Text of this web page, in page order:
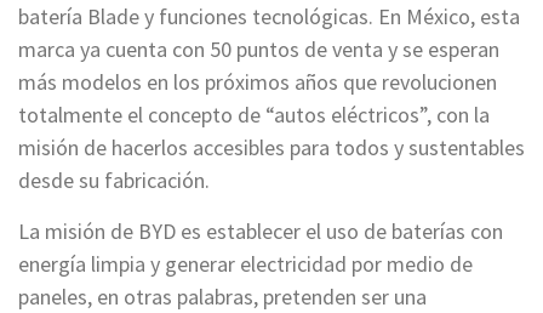
batería Blade y funciones tecnológicas. En México, esta
marca ya cuenta con 50 puntos de venta y se esperan
más modelos en los próximos años que revolucionen
totalmente el concepto de “autos eléctricos”, con la
misión de hacerlos accesibles para todos y sustentables
desde su fabricación.
La misión de BYD es establecer el uso de baterías con
energía limpia y generar electricidad por medio de
paneles, en otras palabras, pretenden ser una